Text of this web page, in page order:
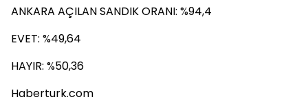
ANKARA AÇILAN SANDIK ORANI: %94,4
EVET: %49,64
HAYIR: %50,36
Haberturk.com